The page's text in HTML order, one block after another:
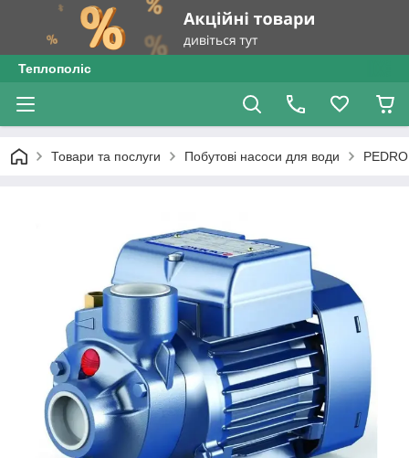
Теплополіс
Товари та послуги Побутові насоси для води